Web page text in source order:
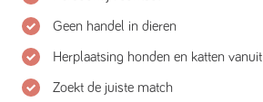
Geen handel in dieren
Herplaatsing honden en katten
Zoekt de juiste match